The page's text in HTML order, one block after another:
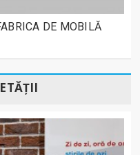
DE MOBILĂ